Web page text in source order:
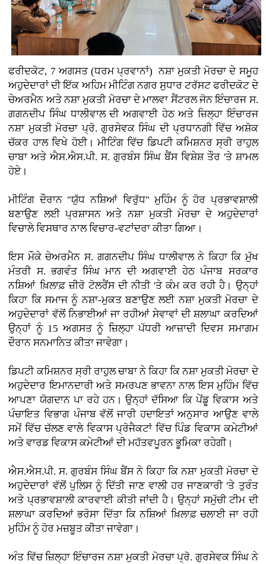
ਫਰੀਦਕੋਟ, 7 ਅਗਸਤ (ਧਰਮ ਪ੍ਰਵਾਨਾਂ) ਨਸ਼ਾ ਮੁਕਤੀ ਮੋਰਚਾ ਦੇ ਸਮੂਹ
ਅਹੁਦੇਦਾਰਾਂ ਦੀ ਇੱਕ ਅਹਿਮ ਮੀਟਿੰਗ ਨਗਰ ਸੁਧਾਰ ਟਰੱਸਟ ਫਰੀਦਕੋਟ ਦੇ
ਚੇਅਰਮੈਨ ਅਤੇ ਨਸ਼ਾ ਮੁਕਤੀ ਮੋਰਚਾ ਦੇ ਮਾਲਵਾ ਸੈਂਟਰਲ ਜੋਨ ਇੰਚਾਰਜ ਸ.
ਗਗਨਦੀਪ ਸਿੰਘ ਧਾਲੀਵਾਲ ਦੀ ਅਗਵਾਈ ਹੇਠ ਅਤੇ ਜ਼ਿਲ੍ਹਾ ਇੰਚਾਰਜ
ਨਸ਼ਾ ਮੁਕਤੀ ਮੋਰਚਾ ਪ੍ਰੋ. ਗੁਰਸੇਵਕ ਸਿੰਘ ਦੀ ਪ੍ਰਧਾਨਗੀ ਵਿੱਚ ਅਸ਼ੋਕ
ਚੱਕਰ ਹਾਲ ਵਿਖੇ ਹੋਈ। ਮੀਟਿੰਗ ਵਿੱਚ ਡਿਪਟੀ ਕਮਿਸ਼ਨਰ ਸ੍ਰੀ ਰਾਹੁਲ
ਚਾਬਾ ਅਤੇ ਐਸ.ਐਸ.ਪੀ. ਸ. ਗੁਰਬੰਸ ਸਿੰਘ ਬੈਂਸ ਵਿਸ਼ੇਸ਼ ਤੌਰ 'ਤੇ ਸ਼ਾਮਲ
ਹੋਏ।
ਮੀਟਿੰਗ ਦੌਰਾਨ "ਯੁੱਧ ਨਸ਼ਿਆਂ ਵਿਰੁੱਧ" ਮੁਹਿੰਮ ਨੂੰ ਹੋਰ ਪ੍ਰਭਾਵਸ਼ਾਲੀ
ਬਣਾਉਣ ਲਈ ਪ੍ਰਸ਼ਾਸਨ ਅਤੇ ਨਸ਼ਾ ਮੁਕਤੀ ਮੋਰਚਾ ਦੇ ਅਹੁਦੇਦਾਰਾਂ
ਵਿਚਾਲੇ ਵਿਸਥਾਰ ਨਾਲ ਵਿਚਾਰ-ਵਟਾਂਦਰਾ ਕੀਤਾ ਗਿਆ।
ਇਸ ਮੌਕੇ ਚੇਅਰਮੈਨ ਸ. ਗਗਨਦੀਪ ਸਿੰਘ ਧਾਲੀਵਾਲ ਨੇ ਕਿਹਾ ਕਿ ਮੁੱਖ
ਮੰਤਰੀ ਸ. ਭਗਵੰਤ ਸਿੰਘ ਮਾਨ ਦੀ ਅਗਵਾਈ ਹੇਠ ਪੰਜਾਬ ਸਰਕਾਰ
ਨਸ਼ਿਆਂ ਖ਼ਿਲਾਫ਼ ਜ਼ੀਰੋ ਟੋਲਰੈਂਸ ਦੀ ਨੀਤੀ 'ਤੇ ਕੰਮ ਕਰ ਰਹੀ ਹੈ। ਉਨ੍ਹਾਂ
ਕਿਹਾ ਕਿ ਸਮਾਜ ਨੂੰ ਨਸ਼ਾ-ਮੁਕਤ ਬਣਾਉਣ ਲਈ ਨਸ਼ਾ ਮੁਕਤੀ ਮੋਰਚਾ ਦੇ
ਅਹੁਦੇਦਾਰਾਂ ਵੱਲੋਂ ਨਿਭਾਈਆਂ ਜਾ ਰਹੀਆਂ ਸੇਵਾਵਾਂ ਦੀ ਸ਼ਲਾਘਾ ਕਰਦਿਆਂ
ਉਨ੍ਹਾਂ ਨੂੰ 15 ਅਗਸਤ ਨੂੰ ਜ਼ਿਲ੍ਹਾ ਪੱਧਰੀ ਆਜ਼ਾਦੀ ਦਿਵਸ ਸਮਾਗਮ
ਦੌਰਾਨ ਸਨਮਾਨਿਤ ਕੀਤਾ ਜਾਵੇਗਾ।
ਡਿਪਟੀ ਕਮਿਸ਼ਨਰ ਸ੍ਰੀ ਰਾਹੁਲ ਚਾਬਾ ਨੇ ਕਿਹਾ ਕਿ ਨਸ਼ਾ ਮੁਕਤੀ ਮੋਰਚਾ ਦੇ
ਅਹੁਦੇਦਾਰ ਇਮਾਨਦਾਰੀ ਅਤੇ ਸਮਰਪਣ ਭਾਵਨਾ ਨਾਲ ਇਸ ਮੁਹਿੰਮ ਵਿੱਚ
ਆਪਣਾ ਯੋਗਦਾਨ ਪਾ ਰਹੇ ਹਨ। ਉਨ੍ਹਾਂ ਦੱਸਿਆ ਕਿ ਪੇਂਡੂ ਵਿਕਾਸ ਅਤੇ
ਪੰਚਾਇਤ ਵਿਭਾਗ ਪੰਜਾਬ ਵੱਲੋਂ ਜਾਰੀ ਹਦਾਇਤਾਂ ਅਨੁਸਾਰ ਆਉਣ ਵਾਲੇ
ਸਮੇਂ ਵਿੱਚ ਚੱਲਣ ਵਾਲੇ ਵਿਕਾਸ ਪ੍ਰੋਜੈਕਟਾਂ ਵਿੱਚ ਪਿੰਡ ਵਿਕਾਸ ਕਮੇਟੀਆਂ
ਅਤੇ ਵਾਰਡ ਵਿਕਾਸ ਕਮੇਟੀਆਂ ਦੀ ਮਹੱਤਵਪੂਰਨ ਭੂਮਿਕਾ ਰਹੇਗੀ।
ਐਸ.ਐਸ.ਪੀ. ਸ. ਗੁਰਬੰਸ ਸਿੰਘ ਬੈਂਸ ਨੇ ਕਿਹਾ ਕਿ ਨਸ਼ਾ ਮੁਕਤੀ ਮੋਰਚਾ ਦੇ
ਅਹੁਦੇਦਾਰਾਂ ਵੱਲੋਂ ਪੁਲਿਸ ਨੂੰ ਦਿੱਤੀ ਜਾਣ ਵਾਲੀ ਹਰ ਜਾਣਕਾਰੀ 'ਤੇ ਤੁਰੰਤ
ਅਤੇ ਪ੍ਰਭਾਵਸ਼ਾਲੀ ਕਾਰਵਾਈ ਕੀਤੀ ਜਾਂਦੀ ਹੈ। ਉਨ੍ਹਾਂ ਸਮੁੱਚੀ ਟੀਮ ਦੀ
ਸ਼ਲਾਘਾ ਕਰਦਿਆਂ ਭਰੋਸਾ ਦਿੱਤਾ ਕਿ ਨਸ਼ਿਆਂ ਖ਼ਿਲਾਫ਼ ਚਲਾਈ ਜਾ ਰਹੀ
ਮੁਹਿੰਮ ਨੂੰ ਹੋਰ ਮਜ਼ਬੂਤ ਕੀਤਾ ਜਾਵੇਗਾ।
ਅੰਤ ਵਿੱਚ ਜ਼ਿਲ੍ਹਾ ਇੰਚਾਰਜ ਨਸ਼ਾ ਮੁਕਤੀ ਮੋਰਚਾ ਪ੍ਰੋ. ਗੁਰਸੇਵਕ ਸਿੰਘ ਨੇ